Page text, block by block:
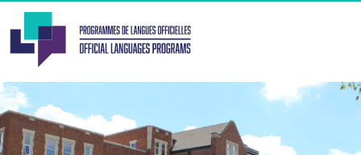
Skip
to
content